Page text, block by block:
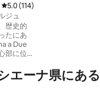
レビュー114件、5つ星中5.0つ
5.0 (114)
ジュ
歴史的
たにあ
a Due
部に位
中世
々があ
は、伝
エーナ県にあ